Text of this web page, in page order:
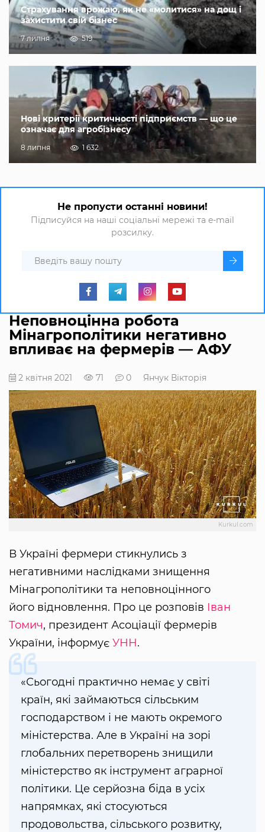
Страхування врожаю, як не «молитися» на дощ і
захистити свій бізнес
7 липня 519
Нові критерії критичності підприємств — що це
означає для агробізнесу
8 липня 1 632
Не пропусти останні новини!
Підписуйся на наші соціальні мережі та e-mail
розсилку.
Неповноцінна робота
Мінагрополітики негативно
впливає на фермерів — АФУ
2 квітня 2021 71 0 Янчук Вікторія
Kurkul.com
В Україні фермери стикнулись з
негативними наслідками знищення
Мінагрополітики та неповноцінного
його відновлення. Про це розповів Іван
Томич, президент Асоціації фермерів
України, інформує УНН.
«Сьогодні практично немає у світі
країн, які займаються сільським
господарством і не мають окремого
міністерства. Але в Україні на зорі
глобальних перетворень знищили
міністерство як інструмент аграрної
політики. Це серйозна біда в усіх
напрямках, які стосуються
продовольства, сільського розвитку,